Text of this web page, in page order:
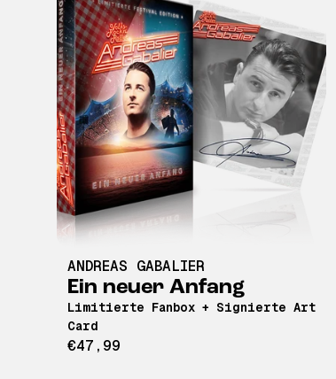
ANDREAS GABALIER
Ein neuer Anfang
Limitierte Fanbox + Signierte Art
Card
€47,99